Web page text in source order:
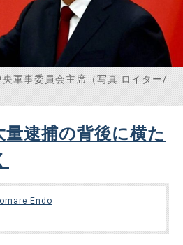
軍事委員会主席（写真:ロイター/
量逮捕の背後に横た
Endo